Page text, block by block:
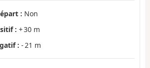
: Non
: + 30 m
: - 21 m